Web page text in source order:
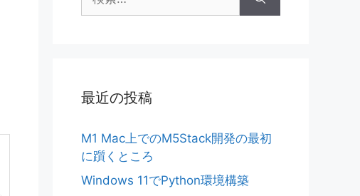
索:
最近の投稿
M1 Mac上でのM5Stack開発の最初
に躓くところ
Windows 11でPython環境構築